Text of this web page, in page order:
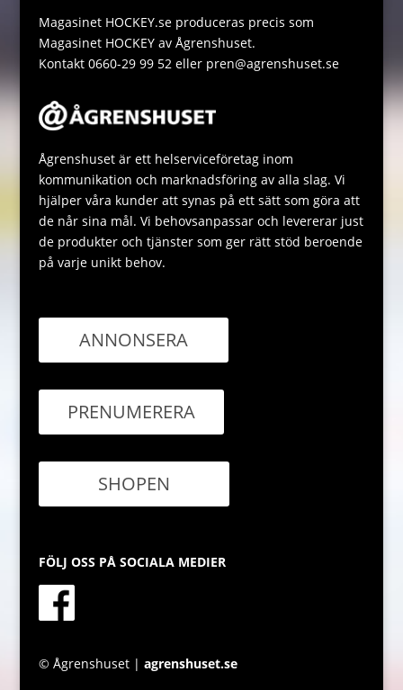
Magasinet HOCKEY.se produceras precis som
Magasinet HOCKEY av Ågrenshuset.
Kontakt 0660-29 99 52 eller pren@agrenshuset.se
Ågrenshuset är ett helserviceföretag inom
kommunikation och marknadsföring av alla slag. Vi
hjälper våra kunder att synas på ett sätt som göra att
de når sina mål. Vi behovsanpassar och levererar just
de produkter och tjänster som ger rätt stöd beroende
på varje unikt behov.
ANNONSERA
PRENUMERERA
SHOPEN
FÖLJ OSS PÅ SOCIALA MEDIER
© Ågrenshuset | agrenshuset.se